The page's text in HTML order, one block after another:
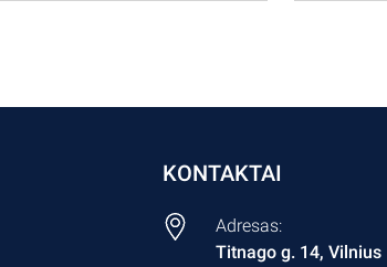
KONTAKTAI
Adresas:
Titnago g. 14, Vilnius